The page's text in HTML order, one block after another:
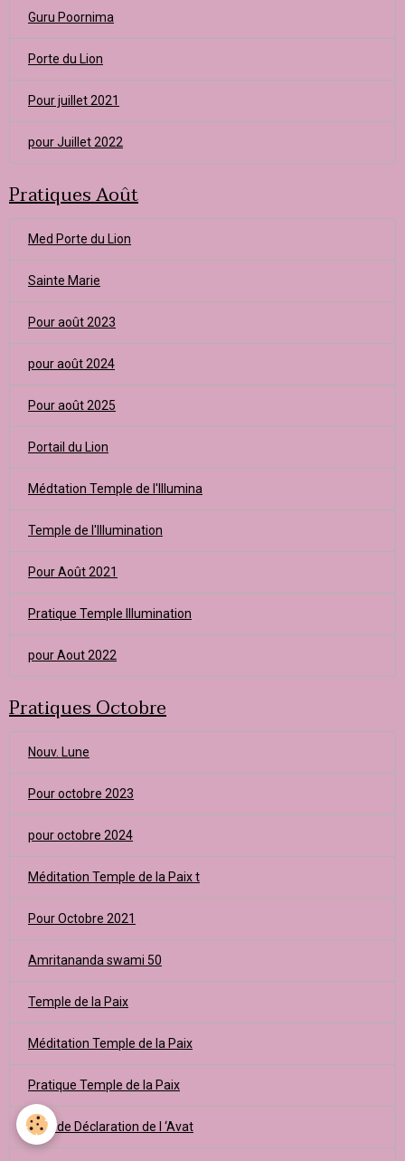
Guru Poornima
Porte du Lion
Pour juillet 2021
pour Juillet 2022
Pratiques Août
Med Porte du Lion
Sainte Marie
Pour août 2023
pour août 2024
Pour août 2025
Portail du Lion
Médtation Temple de l'Illumina
Temple de l'Illumination
Pour Août 2021
Pratique Temple Illumination
pour Aout 2022
Pratiques Octobre
Nouv. Lune
Pour octobre 2023
pour octobre 2024
Méditation Temple de la Paix t
Pour Octobre 2021
Amritananda swami 50
Temple de la Paix
Méditation Temple de la Paix
Pratique Temple de la Paix
Jour de Déclaration de l ‘Avat